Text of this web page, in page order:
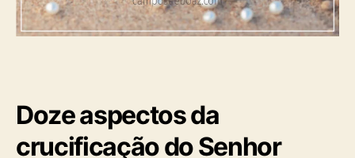
Doze aspectos da
crucificação do Senhor